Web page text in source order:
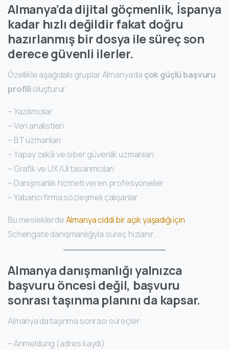
Almanya’da dijital göçmenlik, İspanya
kadar hızlı değildir fakat doğru
hazırlanmış bir dosya ile süreç son
derece güvenli ilerler.
Özellikle aşağıdaki gruplar Almanya’da çok güçlü başvuru
profili oluşturur:
– Yazılımcılar
– Veri analistleri
– BT uzmanları
– Yapay zekâ ve siber güvenlik uzmanları
– Grafik ve UX/UI tasarımcıları
– Danışmanlık hizmeti veren profesyoneller
– Yabancı firma sözleşmeli çalışanlar
Bu mesleklerdeAlmanya ciddi bir açık yaşadığı için
Schengate danışmanlığıyla süreç hızlanır.
Almanya danışmanlığı yalnızca
başvuru öncesi değil, başvuru
sonrası taşınma planını da kapsar.
Almanya’da taşınma sonrası süreçler:
– Anmeldung (adres kaydı)